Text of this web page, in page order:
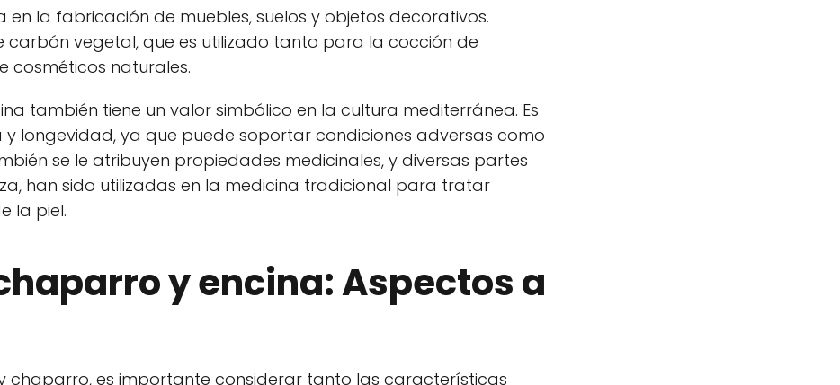
la fabricación de muebles, suelos y objetos decorativos.
carbón vegetal, que es utilizado tanto para la cocción de
cosméticos naturales.
también tiene un valor simbólico en la cultura mediterránea. Es
longevidad, ya que puede soportar condiciones adversas como
se le atribuyen propiedades medicinales, y diversas partes
han sido utilizadas en la medicina tradicional para tratar
la piel.
y encina: Aspectos a
chaparro, es importante considerar tanto las características